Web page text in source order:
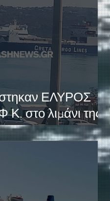
ΕΛΥΡΟΣ
Κ. στο λιμάνι της